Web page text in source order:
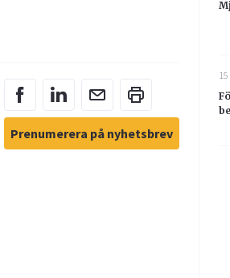
Prenumerera på nyhetsbrev